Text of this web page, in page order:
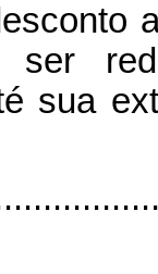
ser
sua